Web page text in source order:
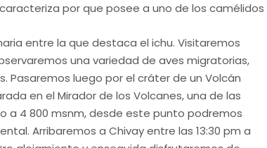
por que posee a uno de los camélidos
entre la que destaca el ichu. Visitaremos
una variedad de aves migratorias,
Pasaremos luego por el cráter de un Volcán
en el Mirador de los Volcanes, una de las
a 4 800 msnm, desde este punto podremos
Arribaremos a Chivay entre las 13:30 pm a